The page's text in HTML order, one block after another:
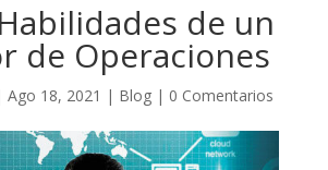
de un
de Operaciones
Ago 18, 2021 | Blog| 0 Comentarios